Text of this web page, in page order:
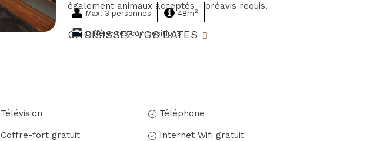
Max. 3 personnes 48m2
Différentes compositions
également animaux acceptés - préavis requis.
CHOISISSEZ VOS DATES
Télévision Téléphone
Coffre-fort gratuit Internet Wifi gratuit